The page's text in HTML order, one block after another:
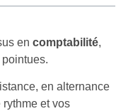
en comptabilité,
en alternance
et vos